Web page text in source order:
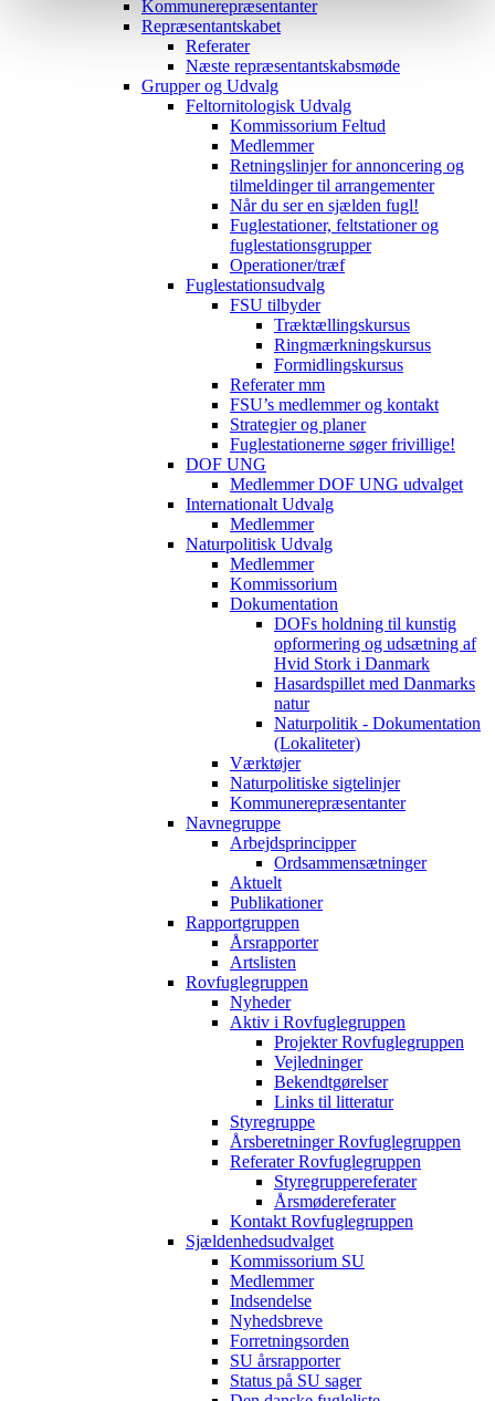
Kommunerepræsentanter
Repræsentantskabet
Referater
Næste repræsentantskabsmøde
Grupper og Udvalg
Feltornitologisk Udvalg
Kommissorium Feltud
Medlemmer
Retningslinjer for annoncering og
tilmeldinger til arrangementer
Når du ser en sjælden fugl!
Fuglestationer, feltstationer og
fuglestationsgrupper
Operationer/træf
Fuglestationsudvalg
FSU tilbyder
Træktællingskursus
Ringmærkningskursus
Formidlingskursus
Referater mm
FSU’s medlemmer og kontakt
Strategier og planer
Fuglestationerne søger frivillige!
DOF UNG
Medlemmer DOF UNG udvalget
Internationalt Udvalg
Medlemmer
Naturpolitisk Udvalg
Medlemmer
Kommissorium
Dokumentation
DOFs holdning til kunstig
opformering og udsætning af
Hvid Stork i Danmark
Hasardspillet med Danmarks
natur
Naturpolitik - Dokumentation
(Lokaliteter)
Værktøjer
Naturpolitiske sigtelinjer
Kommunerepræsentanter
Navnegruppe
Arbejdsprincipper
Ordsammensætninger
Aktuelt
Publikationer
Rapportgruppen
Årsrapporter
Artslisten
Rovfuglegruppen
Nyheder
Aktiv i Rovfuglegruppen
Projekter Rovfuglegruppen
Vejledninger
Bekendtgørelser
Links til litteratur
Styregruppe
Årsberetninger Rovfuglegruppen
Referater Rovfuglegruppen
Styregruppereferater
Årsmødereferater
Kontakt Rovfuglegruppen
Sjældenhedsudvalget
Kommissorium SU
Medlemmer
Indsendelse
Nyhedsbreve
Forretningsorden
SU årsrapporter
Status på SU sager